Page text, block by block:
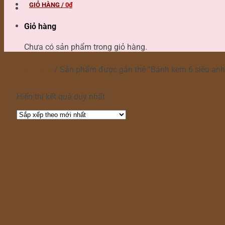
GIỎ HÀNG / 0₫
Giỏ hàng
Chưa có sản phẩm trong giỏ hàng.
/ Sản phẩm được gắn thẻ “Bánh kem 6 siêu
Hiển thị kết quả duy nhất